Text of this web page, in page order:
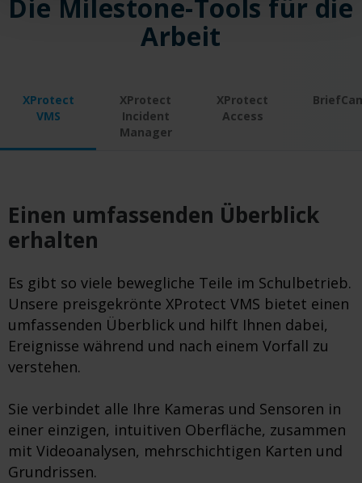
Die Milestone-Tools für die
Arbeit
XProtect
VMS
XProtect
Incident
Manager
XProtect
Access
Einen umfassenden Überblick
erhalten
Es gibt so viele bewegliche Teile im Schulbetrieb.
Unsere preisgekrönte XProtect VMS bietet einen
umfassenden Überblick und hilft Ihnen dabei,
Ereignisse während und nach einem Vorfall zu
verstehen.
Sie verbindet alle Ihre Kameras und Sensoren in
einer einzigen, intuitiven Oberfläche, zusammen
mit Videoanalysen, mehrschichtigen Karten und
Grundrissen.